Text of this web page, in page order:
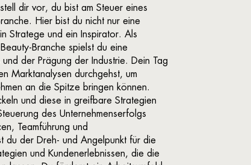
dir vor, du bist am Steuer eines
Hier bist du nicht nur eine
Stratege und ein Inspirator. Als
Branche spielst du eine
der Prägung der Industrie. Dein Tag
Marktanalysen durchgehst, um
an die Spitze bringen können.
und diese in greifbare Strategien
des Unternehmenserfolgs
Teamführung und
du der Dreh- und Angelpunkt für die
und Kundenerlebnissen, die die